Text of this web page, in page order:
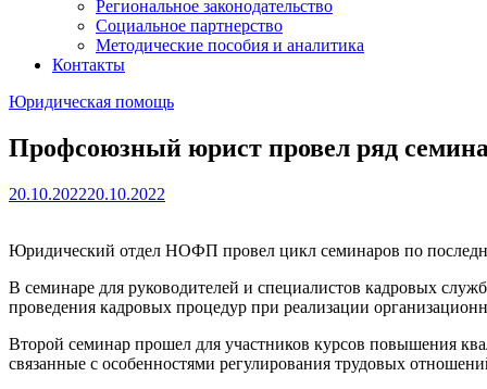
Региональное законодательство
Социальное партнерство
Методические пособия и аналитика
Контакты
Юридическая помощь
Профсоюзный юрист провел ряд
20.10.202220.10.2022
Юридический отдел НОФП провел цикл семинаров по
В семинаре для руководителей и специалистов кадровых
проведения кадровых процедур при реализации
Второй семинар прошел для участников курсов повышения
связанные с особенностями регулирования трудовых